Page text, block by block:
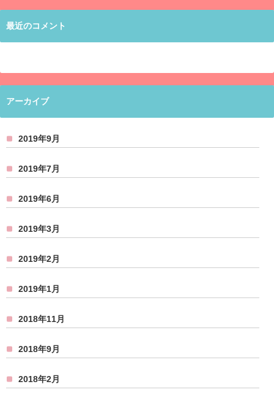
最近のコメント
アーカイブ
2019年9月
2019年7月
2019年6月
2019年3月
2019年2月
2019年1月
2018年11月
2018年9月
2018年2月